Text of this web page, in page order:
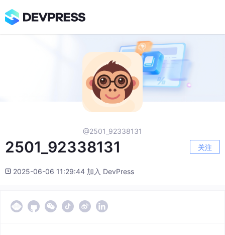
@2501_92338131
2501_92338131 关注
2025-06-06 11:29:44 加入 DevPress